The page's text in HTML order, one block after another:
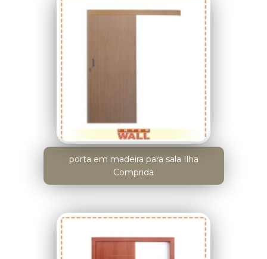
porta em madeira para sala Ilha
Comprida